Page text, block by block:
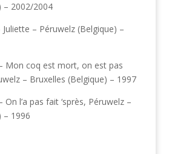
– 2002/2004
– Péruwelz (Belgique) –
Mon coq est mort, on est pas
– Bruxelles (Belgique) – 1997
l’a pas fait ‘sprès, Péruwelz –
– 1996